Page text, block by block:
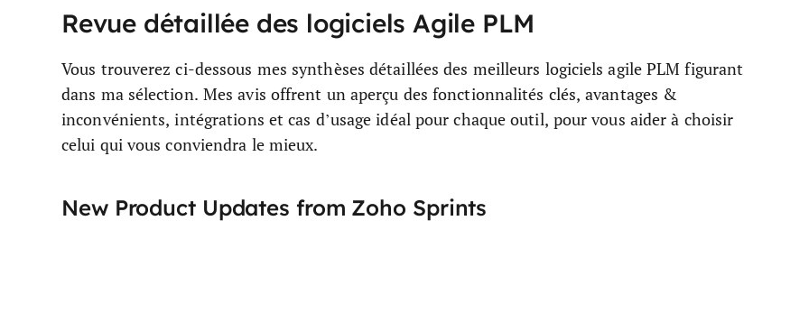
Revue détaillée des logiciels Agile PLM
Vous trouverez ci-dessous mes synthèses détaillées des meilleurs logiciels agile PLM figurant
dans ma sélection. Mes avis offrent un aperçu des fonctionnalités clés, avantages &
inconvénients, intégrations et cas d’usage idéal pour chaque outil, pour vous aider à choisir
celui qui vous conviendra le mieux.
New Product Updates from Zoho Sprints